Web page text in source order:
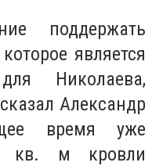
поддержать
является
Николаева,
Александр
время уже
кв. м кровли